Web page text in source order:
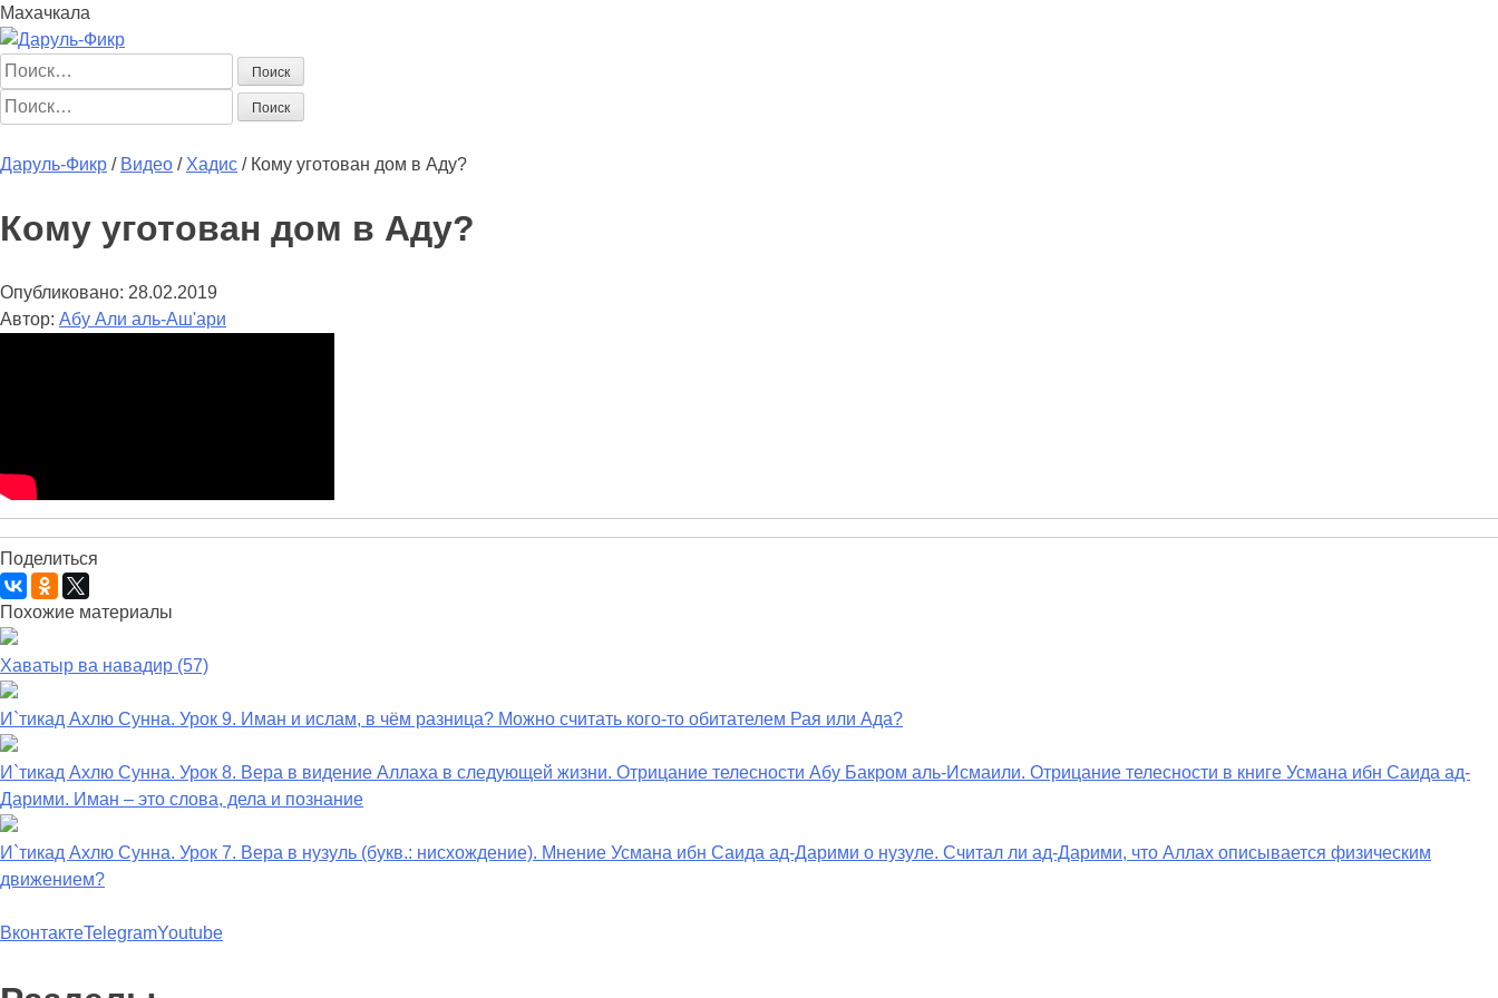
Махачкала
Найти:
Найти:
Даруль-Фикр / Видео / Хадис / Кому уготован дом в Аду?
Кому уготован дом в Аду?
Опубликовано: 28.02.2019
Автор: Абу Али аль-Аш'ари
Поделиться
Похожие материалы
Хаватыр ва навадир (57)
И`тикад Ахлю Сунна. Урок 9. Иман и ислам, в чём разница? Можно считать кого-то обитателем Рая или Ада?
И`тикад Ахлю Сунна. Урок 8. Вера в видение Аллаха в следующей жизни. Отрицание телесности Абу Бакром аль-Исмаили. Отрицание телесности в книге Усмана ибн Саида ад-
Дарими. Иман – это слова, дела и познание
И`тикад Ахлю Сунна. Урок 7. Вера в нузуль (букв.: нисхождение). Мнение Усмана ибн Саида ад-Дарими о нузуле. Считал ли ад-Дарими, что Аллах описывается физическим
движением?
ВконтактеTelegramYoutube